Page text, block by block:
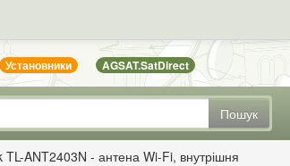
Установники AGSAT.SatDirect
Пошук
TL-ANT2403N - антена Wi-Fi, внутрішня